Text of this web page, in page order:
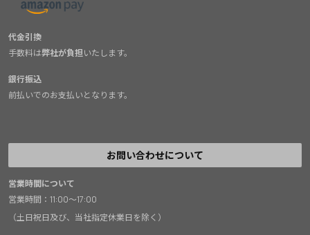
代金引換
手数料は弊社が負担いたします。
銀行振込
前払いでのお支払いとなります。
お問い合わせについて
営業時間について
営業時間：11:00～17:00
（土日祝日及び、当社指定休業日を除く）